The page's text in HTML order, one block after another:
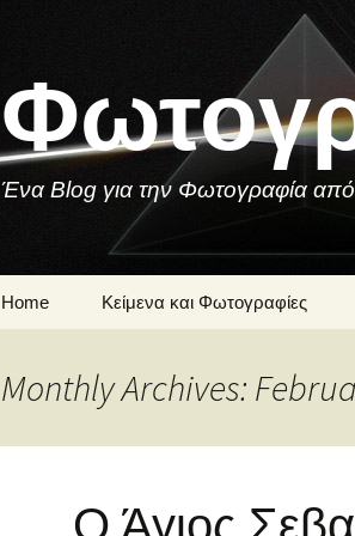
Ένα Blog για την Φωτογραφία από
Home Κείμενα και Φωτογραφίες
Ποιήματα και
Φωτογραφία
Monthly Archives:
Ο Άγιος